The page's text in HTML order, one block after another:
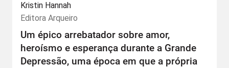
Kristin Hannah
Editora Arqueiro
Um épico arrebatador sobre amor,
heroísmo e esperança durante a Grande
Depressão, uma época em que a própria